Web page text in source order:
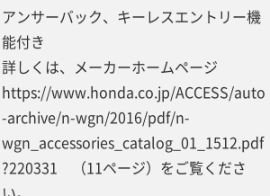
アンサーバック、キーレスエントリー機
能付き
詳しくは、メーカーホームページ
https://www.honda.co.jp/ACCESS/auto
-archive/n-wgn/2016/pdf/n-
wgn_accessories_catalog_01_1512.pdf
?220331 （11ページ）をご覧くださ
い。